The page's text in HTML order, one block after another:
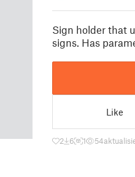
Sign holder that
signs. Has
Like
2 6 1 54